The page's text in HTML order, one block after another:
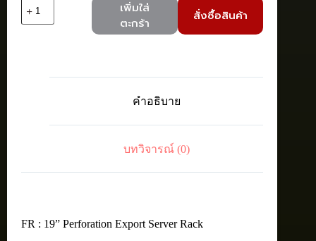
FR-
EXPORT
(80X110
เพิ่มใส่
ตะกร้า
สั่งซื้อสินค้า
คำอธิบาย
บทวิจารณ์ (0)
FR : 19” Perforation Export Server Rack